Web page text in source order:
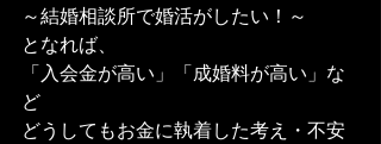
～結婚相談所で婚活がしたい！～
となれば、
「入会金が高い」「成婚料が高い」な
ど
どうしてもお金に執着した考え・不安